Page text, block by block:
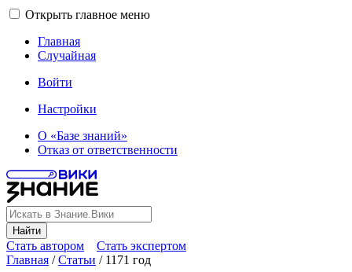
Открыть главное меню
Главная
Случайная
Войти
Настройки
О «Базе знаний»
Отказ от ответственности
Найти
Стать автором
Стать экспертом
Главная /Статьи / 1171 год